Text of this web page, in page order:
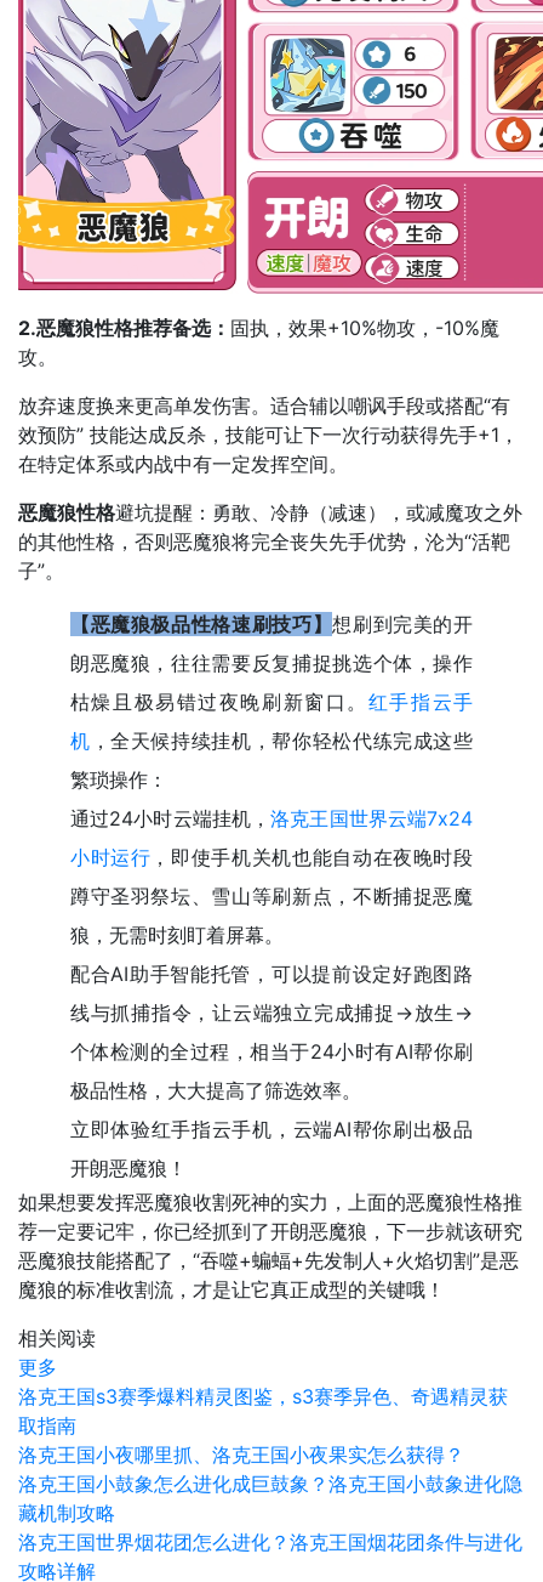
2.恶魔狼性格推荐备选： 固执，效果+10%物攻，-10%魔
攻。
放弃速度换来更高单发伤害。适合辅以嘲讽手段或搭配“有
效预防” 技能达成反杀，技能可让下一次行动获得先手+1，
在特定体系或内战中有一定发挥空间。
恶魔狼性格避坑提醒：勇敢、冷静（减速），或减魔攻之外
的其他性格，否则恶魔狼将完全丧失先手优势，沦为“活靶
子”。
【恶魔狼极品性格速刷技巧】想刷到完美的开
朗恶魔狼，往往需要反复捕捉挑选个体，操作
枯燥且极易错过夜晚刷新窗口。 红手指云手
机 ，全天候持续挂机，帮你轻松代练完成这些
繁琐操作：
通过24小时云端挂机，洛克王国世界云端7x24
小时运行 ，即使手机关机也能自动在夜晚时段
蹲守圣羽祭坛、雪山等刷新点，不断捕捉恶魔
狼，无需时刻盯着屏幕。
配合AI助手智能托管，可以提前设定好跑图路
线与抓捕指令，让云端独立完成捕捉→放生→
个体检测的全过程，相当于24小时有AI帮你刷
极品性格，大大提高了筛选效率。
立即体验红手指云手机，云端AI帮你刷出极品
开朗恶魔狼！
如果想要发挥恶魔狼收割死神的实力，上面的恶魔狼性格推
荐一定要记牢，你已经抓到了开朗恶魔狼，下一步就该研究
恶魔狼技能搭配了，“吞噬+蝙蝠+先发制人+火焰切割”是恶
魔狼的标准收割流，才是让它真正成型的关键哦！
相关阅读
更多
洛克王国s3赛季爆料精灵图鉴，s3赛季异色、奇遇精灵获
取指南
洛克王国小夜哪里抓、洛克王国小夜果实怎么获得？
洛克王国小鼓象怎么进化成巨鼓象？洛克王国小鼓象进化隐
藏机制攻略
洛克王国世界烟花团怎么进化？洛克王国烟花团条件与进化
攻略详解